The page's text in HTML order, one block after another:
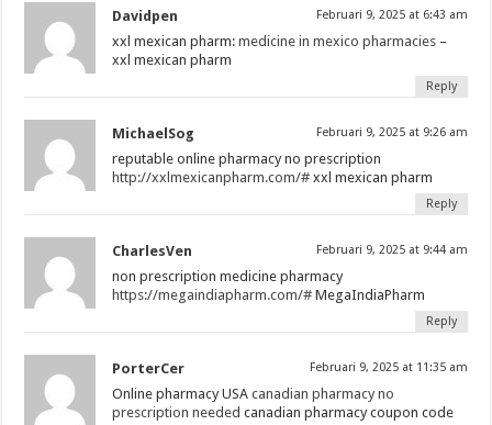
Davidpen Februari 9, 2025 at 6:43 am
xxl mexican pharm:medicine in mexico pharmacies –
xxl mexican pharm
Reply
MichaelSog Februari 9, 2025 at 9:26 am
reputable online pharmacy no prescription
http://xxlmexicanpharm.com/# xxl mexican pharm
Reply
CharlesVen Februari 9, 2025 at 9:44 am
non prescription medicine pharmacy
https://megaindiapharm.com/# MegaIndiaPharm
Reply
PorterCer Februari 9, 2025 at 11:35 am
Online pharmacy USAcanadian pharmacy no
prescription needed canadian pharmacy coupon code